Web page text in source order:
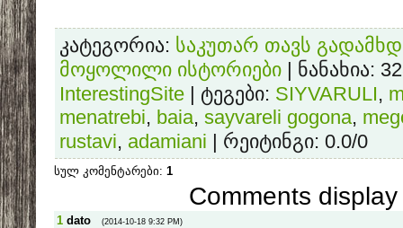
კატეგორია: საკუთარ თავს
მოყოლილი ისტორიები
ნანახია:
InterestingSite
ტეგები: SIYVARULI,
menatrebi, baia, sayvareli gogona,
rustavi, adamiani რეიტინგი: 0.0/0
სულ კომენტარები: 1
Comments
1 dato (2014-10-18 9:32 PM)